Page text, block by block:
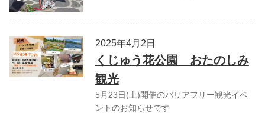
2025年4月2日
くじゅう花公園 おたのしみ
観光
5月23日(土)開催のバリアフリー観光イベ
ントのお知らせです